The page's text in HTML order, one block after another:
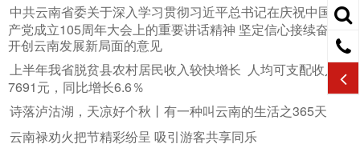
中共云南省委关于深入学习贯彻习近平总书记在庆祝中国共
产党成立105周年大会上的重要讲话精神 坚定信心接续奋斗
开创云南发展新局面的意见
上半年我省脱贫县农村居民收入较快增长 人均可支配收入
7691元，同比增长6.6％
诗落泸沽湖，天凉好个秋丨有一种叫云南的生活之365天
云南禄劝火把节精彩纷呈 吸引游客共享同乐